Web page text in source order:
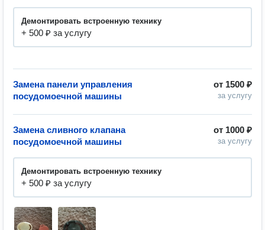
Демонтировать встроенную технику
+ 500 ₽ за услугу
от 1500 ₽
за услугу
Замена панели управления
посудомоечной машины
от 1000 ₽
за услугу
Замена сливного клапана
посудомоечной машины
Демонтировать встроенную технику
+ 500 ₽ за услугу